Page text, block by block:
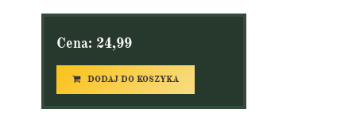
Cena: 24,99
DODAJ DO KOSZYKA